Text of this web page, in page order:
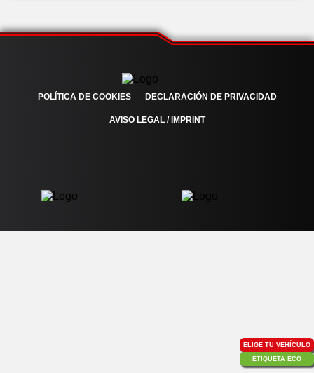
POLÍTICA DE COOKIES DECLARACIÓN DE PRIVACIDAD
AVISO LEGAL / IMPRINT
ELIGE TU VEHÍCULO
ETIQUETA ECO